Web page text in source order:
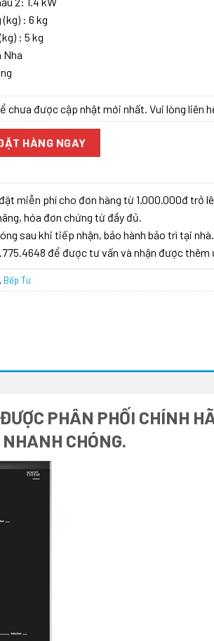
: 6 kg
: 5 kg
Nha
chưa được cập nhật mới nhất. Vui lòng liên
Domino Serie 8 Tây Ban Nha số lượng
HÀNG NGAY
miễn phí cho đơn hàng từ 1.000.000đ trở
hóa đơn chứng từ đầy đủ.
sau khi tiếp nhận, bảo hành bảo trì tại nhà.
để được tư vấn và nhận được thêm
, Bếp Từ
ĐƯỢC PHÂN PHỐI CHÍNH
CHÓNG.